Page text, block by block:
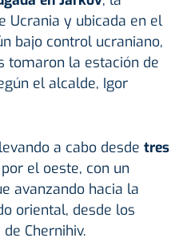
Ucrania y ubicada en el
bajo control ucraniano,
tomaron la estación de
el alcalde, Igor
a cabo desde tres
el oeste, con un
avanzando hacia la
oriental, desde los
Chernihiv.